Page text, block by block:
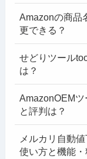
Amazonの商品
更できる？
せどりツール
は？
AmazonOEM
と評判は？
メルカリ自動
使い方と機能・